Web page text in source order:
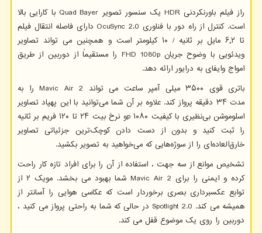
راز فیلم باورنکردنیHDR یک سنسور تصویر Quad Bayer با کارایی بالا
است. کنترل از راه دور با فناوری OcuSync 2.0 دارای فاصله انتقال فیلم
تا ۶٫۲ مایل بر ثانیه / ۱۰ کیلومتر است و همچنین می تواند تصاویر
ویدئویی با وضوح جریانFHD 1080p را مستقیماً از دوربین از طریق
امواج وایفای به درایور ارائه دهد.
باتری قوی ۳۵۰۰ میلی آمپر ساعت می تواند
Mavic Air 2 را به
مدت ۳۴ دقیقه پرواز کند. علاوه بر آن شما می‌توانید با این پهپاد تصاویر
اسلوموشن بی‌نظیری با کیفیت ۱۰۸۰
p
و نرخ بیت ۲۴ تا ۱۲۰ فریم بر ثانیه
را ثبت کنید و بدون از دست دادن کوچک‌ترین جزئیاتی تصاویر
خارق‌العاده‌ای را از سوژه‌هایی که می‌خواهید به تصویر بکشید.
تشخیص موانع از سه جهت ، استفاده از آن را برای افراد تازه کار راحت
کرده و ایمنی را برای Mavic Air 2
شما بهبود می بخشد. مویک ۲ از
توابع عکسبرداری بصری برخوردار است که عکاسی هوایی را آسانتر از
همیشه می کند. Spotlight 2.0در حالی که شما به راحتی پرواز می کنید ،
دوربین را روی یک موضوع قفل می کند.